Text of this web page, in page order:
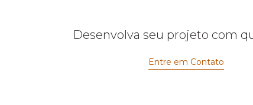
Desenvolva seu projeto com
Entre em Contato